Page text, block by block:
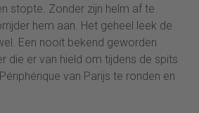
stopte. Zonder zijn helm af te
hem aan. Het geheel leek de
Een nooit bekend geworden
die er van hield om tijdens de spits
van Parijs te ronden en